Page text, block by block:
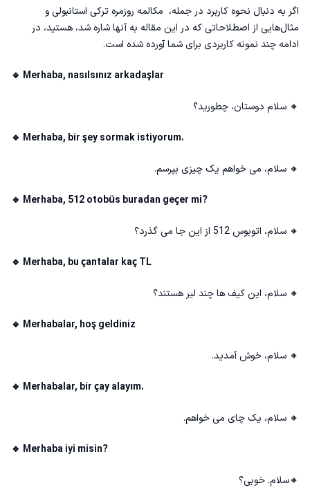
اگر به دنبال نحوه کاربرد در جمله، مکالمه روزمره ترکی استانبولی و
مثال‌هایی از اصطلاحاتی که در این مقاله به آنها شاره شد، هستید، در
ادامه چند نمونه کاربردی برای شما آورده شده است.
🔹 Merhaba, nasılsınız arkadaşlar
🔸 سلام دوستان، چطورید؟
🔹 Merhaba, bir şey sormak istiyorum.
🔸 سلام، می خواهم یک چیزی بپرسم.
🔹 Merhaba, 512 otobüs buradan geçer mi?
🔸 سلام، اتوبوس 512 از این جا می گذرد؟
🔹 Merhaba, bu çantalar kaç TL
🔸 سلام، این کیف ها چند لیر هستند؟
🔹 Merhabalar, hoş geldiniz
🔸 سلام، خوش آمدید.
🔹 Merhabalar, bir çay alayım.
🔸 سلام، یک چای می خواهم.
🔹 Merhaba iyi misin?
🔸سلام. خوبی؟